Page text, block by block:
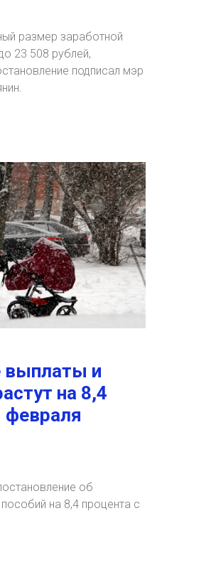
размер заработной
23 508 рублей,
подписал мэр
выплаты и
на 8,4
февраля
об
на 8,4 процента с